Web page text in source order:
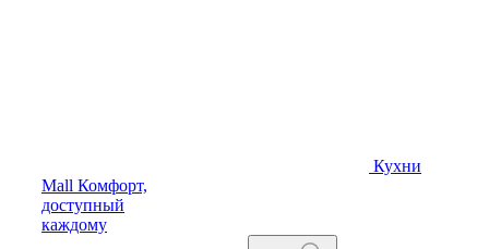
Кухни
Mall Комфорт,
доступный
каждому